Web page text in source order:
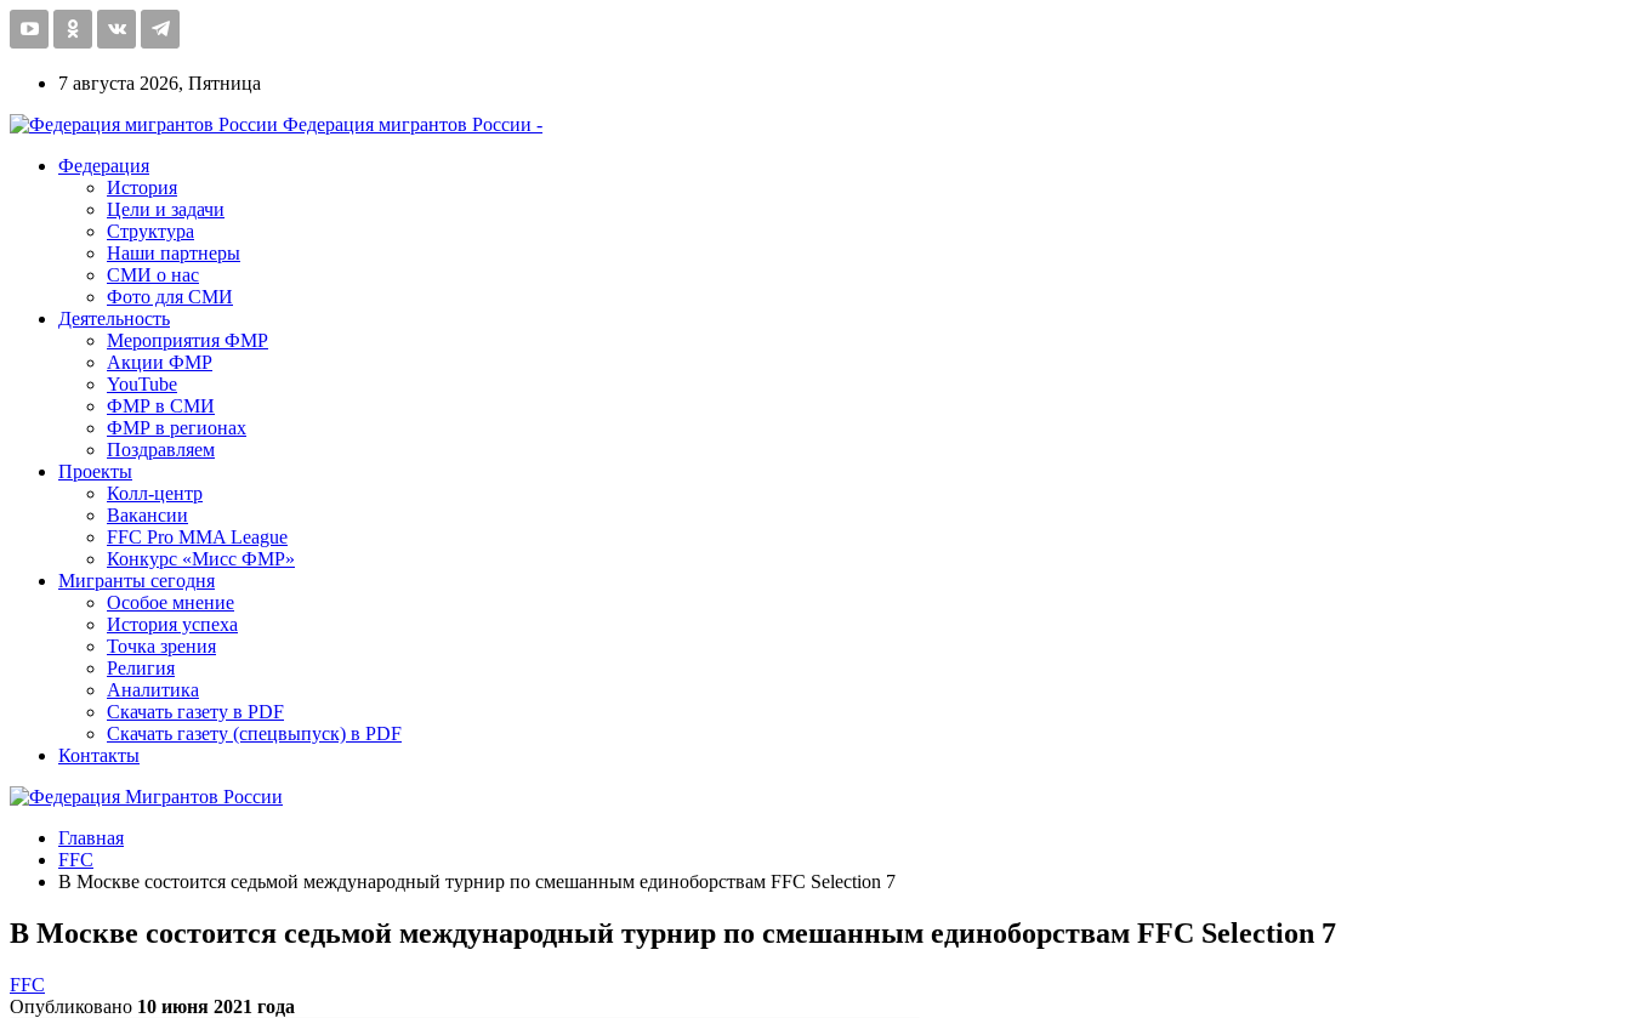
7 августа 2026, Пятница
Федерация мигрантов России -
Федерация
История
Цели и задачи
Структура
Наши партнеры
СМИ о нас
Фото для СМИ
Деятельность
Мероприятия ФМР
Акции ФМР
YouTube
ФМР в СМИ
ФМР в регионах
Поздравляем
Проекты
Колл-центр
Вакансии
FFC Pro MMA League
Конкурс «Мисс ФМР»
Мигранты сегодня
Особое мнение
История успеха
Точка зрения
Религия
Аналитика
Скачать газету в PDF
Скачать газету (спецвыпуск) в PDF
Контакты
Главная
FFC
В Москве состоится седьмой международный турнир по смешанным единоборствам FFC Selection 7
В Москве состоится седьмой международный турнир по смешанным единоборствам FFC Selection 7
FFC
Опубликовано 10 июня 2021 года